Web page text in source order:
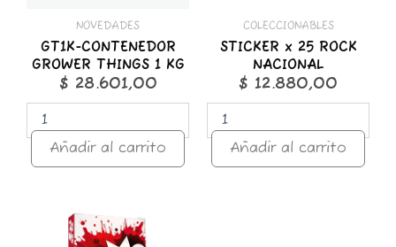
NOVEDADES
GT1K-CONTENEDOR
GROWER THINGS 1 KG
$ 28.601,00
Añadir al carrito
COLECCIONABLES
STICKER x 25 ROCK
NACIONAL
$ 12.880,00
Añadir al carrito
Premium